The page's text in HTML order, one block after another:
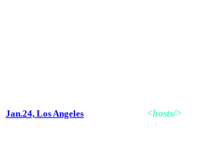
Jan.24, Los Angeles <hosts/>